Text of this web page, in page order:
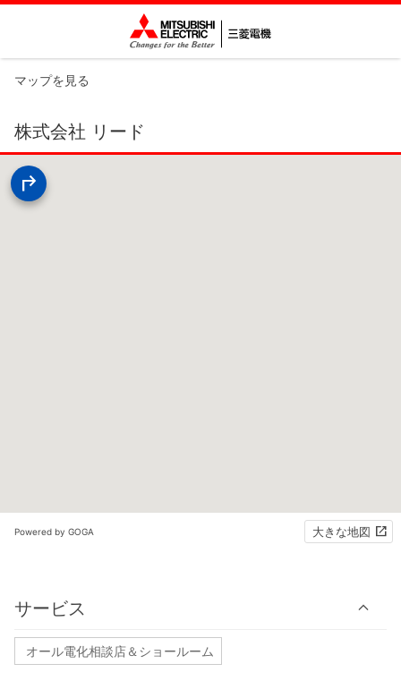
マップを見る
株式会社 リード
Powered by GOGA 大きな地図
サービス
オール電化相談店＆ショールーム